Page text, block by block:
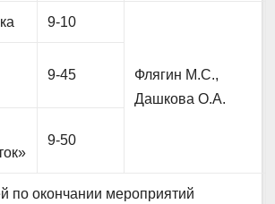
9-10
Флягин М.С.,
Дашкова О.А.
9-45
9-50
по окончании мероприятий